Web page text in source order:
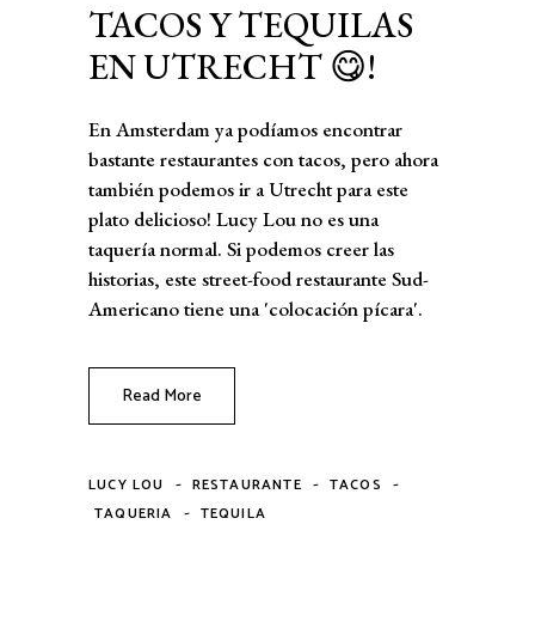
TACOS Y TEQUILAS
EN UTRECHT 😋!
En Amsterdam ya podíamos encontrar
bastante restaurantes con tacos, pero ahora
también podemos ir a Utrecht para este
plato delicioso! Lucy Lou no es una
taquería normal. Si podemos creer las
historias, este street-food restaurante Sud-
Americano tiene una 'colocación pícara'.
Read More
LUCY LOU - RESTAURANTE - TACOS -
TAQUERIA - TEQUILA